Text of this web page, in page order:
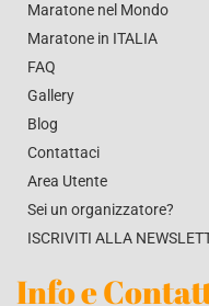
Maratone nel Mondo
Maratone in ITALIA
FAQ
Gallery
Blog
Contattaci
Area Utente
Sei un organizzatore?
ISCRIVITI ALLA
Info e